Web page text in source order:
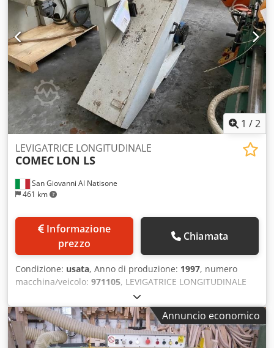
Anno 2004 - A norme CE
1 /2
San Giovanni Al Natisone
461 km
LEVIGATRICE LONGITUDINALE
COMEC LON LS
prezzo
Chiamata
Condizione: usata, Anno di produzione: 1997, numero
macchina/veicolo: 971105, LEVIGATRICE LONGITUDINALE
COMEC MOD. LON LS - NORME CE - USATA - Volt. 380/50 -
Matr. 971105 Cedswrp Hqopfx Aaxsha - Anno 1997
Annuncio economico